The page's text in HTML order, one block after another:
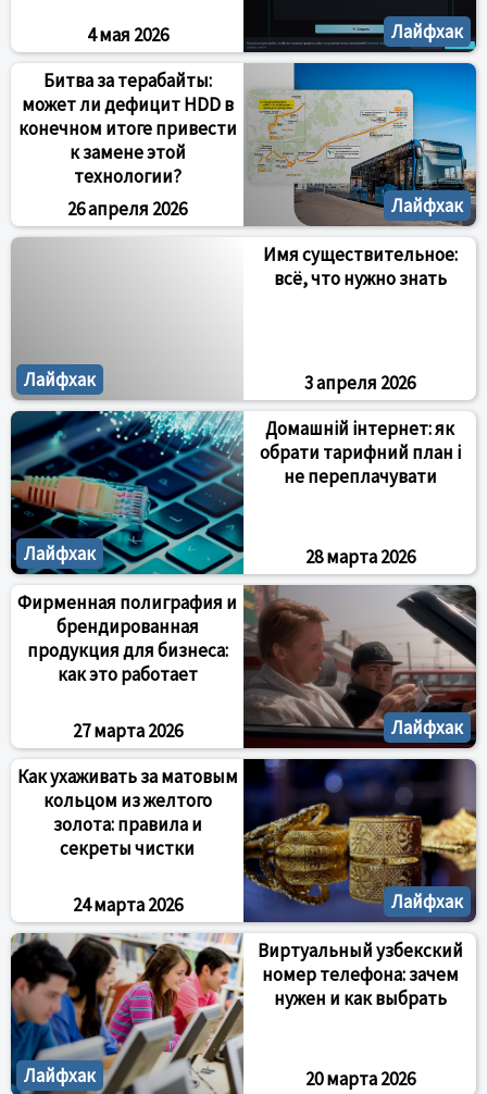
Лайфхак
4 мая 2026
Лайфхак
Битва за терабайты:
может ли дефицит HDD в
конечном итоге привести
к замене этой
технологии?
26 апреля 2026
Лайфхак
Имя существительное:
всё, что нужно знать
3 апреля 2026
Лайфхак
Домашній інтернет: як
обрати тарифний план і
не переплачувати
28 марта 2026
Лайфхак
Фирменная полиграфия и
брендированная
продукция для бизнеса:
как это работает
27 марта 2026
Лайфхак
Как ухаживать за матовым
кольцом из желтого
золота: правила и
секреты чистки
24 марта 2026
Лайфхак
Виртуальный узбекский
номер телефона: зачем
нужен и как выбрать
20 марта 2026